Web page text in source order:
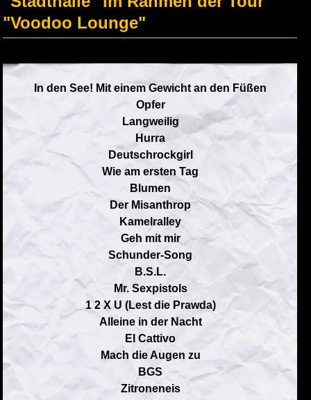
"Voodoo Lounge"
In den See! Mit einem Gewicht an den Füßen
Opfer
Langweilig
Hurra
Deutschrockgirl
Wie am ersten Tag
Blumen
Der Misanthrop
Kamelralley
Geh mit mir
Schunder-Song
B.S.L.
Mr. Sexpistols
1 2 X U (Lest die Prawda)
Alleine in der Nacht
El Cattivo
Mach die Augen zu
BGS
Zitroneneis